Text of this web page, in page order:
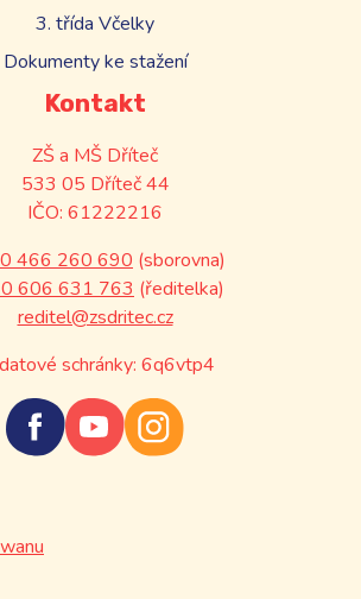
3. třída Včelky
Dokumenty ke stažení
Kontakt
ZŠ a MŠ Dříteč
533 05 Dříteč 44
IČO: 61222216
466 260 690 (sborovna)
606 631 763 (ředitelka)
reditel@zsdritec.cz
schránky: 6q6vtp4